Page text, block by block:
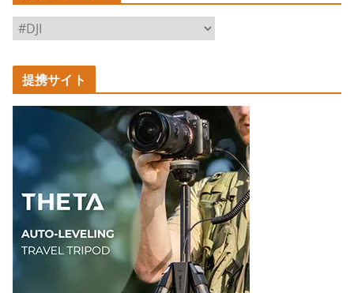
記
事
カ
テ
ゴ
ー
提携サイト